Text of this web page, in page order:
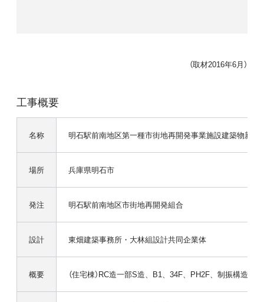
（取材2016年6月）
工事概要
名称 明石駅前南地区第一種市街地再開発事業施設建築物新築
場所 兵庫県明石市
発注 明石駅前南地区市街地再開発組合
設計 東畑建築事務所・大林組設計共同企業体
概要 （住宅棟）RC造一部S造、B1、34F、PH2F、制振構造、